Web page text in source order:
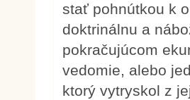
stať pohnútkou k
doktrinálnu a
pokračujúcom
vedomie, alebo
ktorý vytryskol z